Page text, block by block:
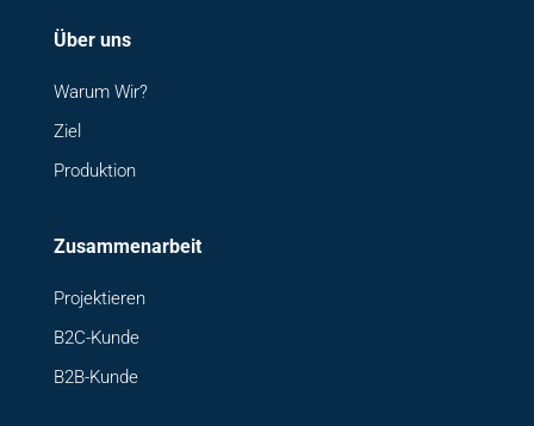
Über uns
Warum Wir?
Ziel
Produktion
Zusammenarbeit
Projektieren
B2C-Kunde
B2B-Kunde